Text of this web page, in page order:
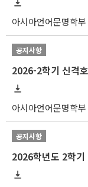
아시아언어문명학부
공지사항
아시아언어문명학부
공지사항